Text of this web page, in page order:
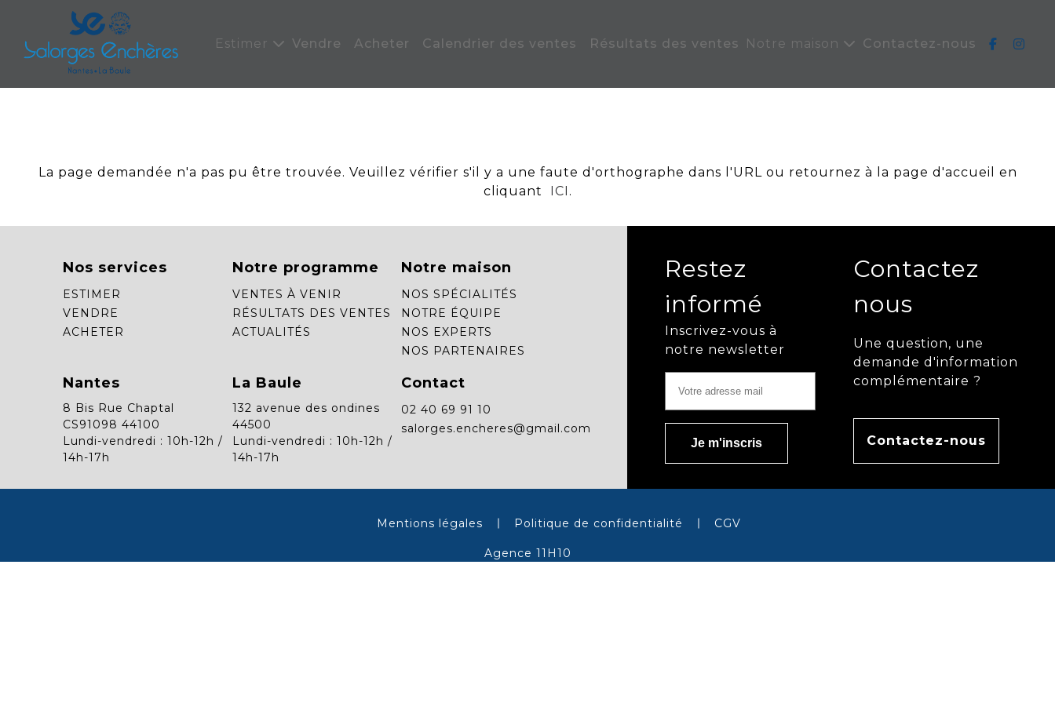
Estimer Vendre Acheter Calendrier des ventes Résultats des ventes Notre maison Contactez-nous
La page demandée n'a pas pu être trouvée. Veuillez vérifier s'il y a une faute d'orthographe dans l'URL ou retournez à la page d'accueil en
cliquant
ICI .
Nos services
ESTIMER
VENDRE
ACHETER
Notre programme
VENTES À VENIR
RÉSULTATS DES VENTES
ACTUALITÉS
Notre maison
NOS SPÉCIALITÉS
NOTRE ÉQUIPE
NOS EXPERTS
NOS PARTENAIRES
Nantes
8 Bis Rue Chaptal
CS91098 44100
Lundi-vendredi : 10h-12h /
14h-17h
La Baule
132 avenue des ondines
44500
Lundi-vendredi : 10h-12h /
14h-17h
Contact
02 40 69 91 10
salorges.encheres@gmail.com
Restez
informé
Inscrivez-vous à
notre newsletter
Contactez
nous
Une question, une
demande d'information
complémentaire ?
Contactez-nous
Mentions légales Politique de confidentialité CGV
Agence 11H10
Panneau de gestion des cookies